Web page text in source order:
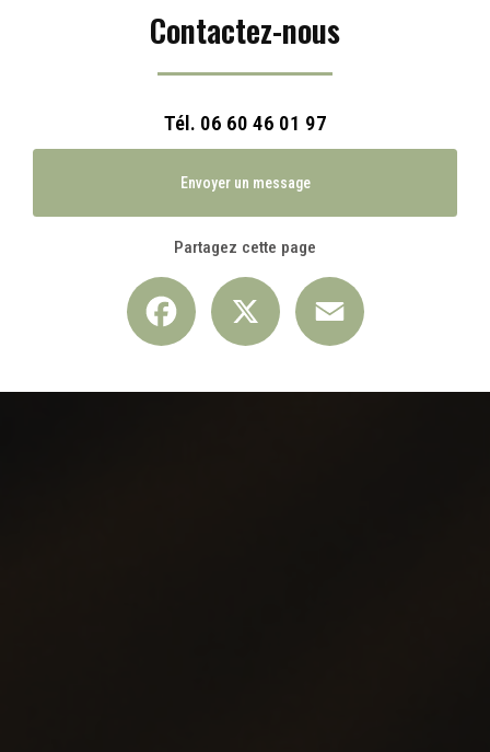
Contactez-nous
Tél. 06 60 46 01 97
Envoyer un message
Partagez cette page
Facebook